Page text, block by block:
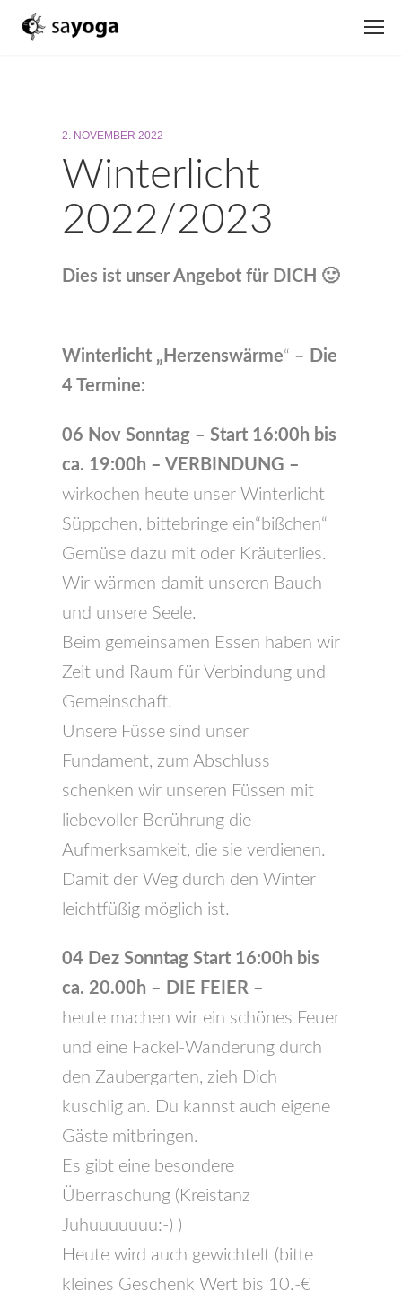
2. NOVEMBER 2022
Winterlicht
2022/2023
Dies ist unser Angebot für DICH 🙂
Winterlicht „Herzenswärme“ – Die
4 Termine:
06 Nov Sonntag – Start 16:00h bis
ca. 19:00h – VERBINDUNG –
wirkochen heute unser Winterlicht
Süppchen, bittebringe ein“bißchen“
Gemüse dazu mit oder Kräuterlies.
Wir wärmen damit unseren Bauch
und unsere Seele.
Beim gemeinsamen Essen haben wir
Zeit und Raum für Verbindung und
Gemeinschaft.
Unsere Füsse sind unser
Fundament, zum Abschluss
schenken wir unseren Füssen mit
liebevoller Berührung die
Aufmerksamkeit, die sie verdienen.
Damit der Weg durch den Winter
leichtfüßig möglich ist.
04 Dez Sonntag Start 16:00h bis
ca. 20.00h – DIE FEIER –
heute machen wir ein schönes Feuer
und eine Fackel-Wanderung durch
den Zaubergarten, zieh Dich
kuschlig an. Du kannst auch eigene
Gäste mitbringen.
Es gibt eine besondere
Überraschung (Kreistanz
Juhuuuuuuu:-) )
Heute wird auch gewichtelt (bitte
kleines Geschenk Wert bis 10.-€